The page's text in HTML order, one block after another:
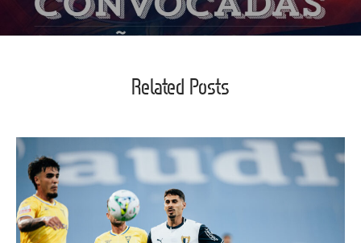
Related Posts